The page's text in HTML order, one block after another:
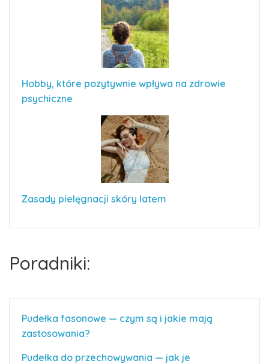
Hobby, które pozytywnie wpływa na zdrowie
psychiczne
Zasady pielęgnacji skóry latem
Poradniki:
Pudełka fasonowe — czym są i jakie mają
zastosowania?
Pudełka do przechowywania — jak je